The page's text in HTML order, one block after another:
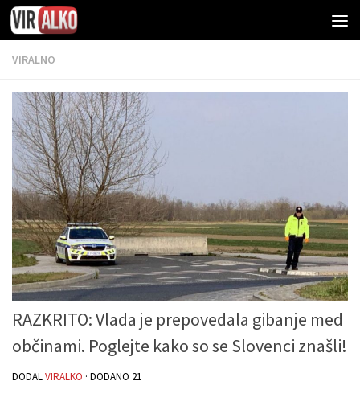
VIRALNO
RAZKRITO: Vlada je prepovedala gibanje med
občinami. Poglejte kako so se Slovenci znašli!
DODALVIRALKO · DODANO 21